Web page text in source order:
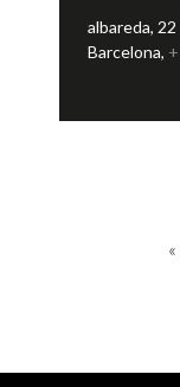
albareda, 22
Barcelona,
«